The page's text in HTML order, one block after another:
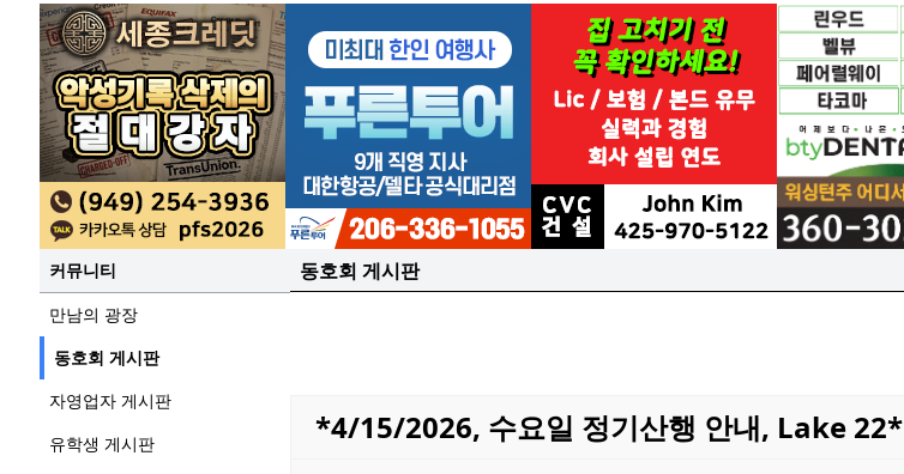
커뮤니티
만남의 광장
동호회 게시판
자영업자 게시판
유학생 게시판
동호회 게시판
*4/15/2026, 수요일 정기산행 안내, Lake 22*